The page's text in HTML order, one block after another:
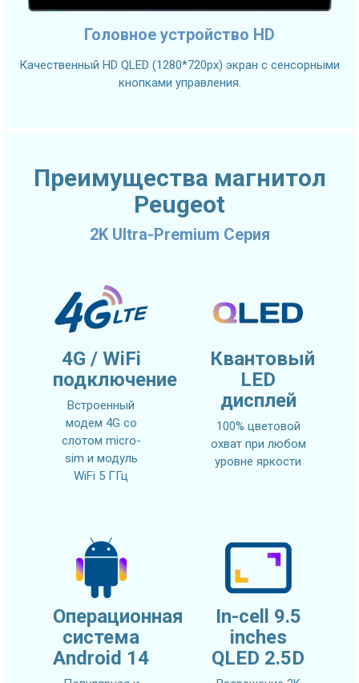
Головное устройство HD
Качественный HD QLED (1280*720px) экран с сенсорными
кнопками управления.
Преимущества магнитол
Peugeot
2K Ultra-Premium Серия
4G / WiFi
подключение
Встроенный
модем 4G со
слотом micro-
sim и модуль
WiFi 5 ГГц
Квантовый
LED
дисплей
100% цветовой
охват при любом
уровне яркости
Операционная
система
Android 14
In-cell 9.5
inches
QLED 2.5D